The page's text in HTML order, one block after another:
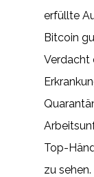
erfüllte
Bitcoin
Verdacht
Top-
zu